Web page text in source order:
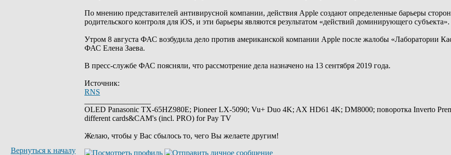
По мнению представителей антивирусной компании, действия Apple создают определенные барьеры
родительского контроля для iOS, и эти барьеры являются результатом «действий доминирующего субъекта».
Утром 8 августа ФАС возбудила дело против американской компании Apple после жалобы «Лаборатории
ФАС Елена Заева.
В пресс-службе ФАС поясняли, что рассмотрение дела назначено на 13 сентября 2019 года.
Источник:
RNS
OLED Panasonic TX-65HZ980E; Pioneer LX-5090; Vu+ Duo 4K; AX HD61 4K; DM8000; поворотка Inverto
different cards&CAM's (incl. PRO) for Pay TV
Желаю, чтобы у Вас сбылось то, чего Вы желаете другим!
Вернуться к началу